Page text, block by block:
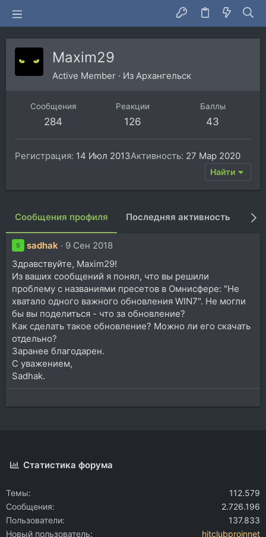
Maxim29
Active Member · Из Архангельск
Сообщения
284
Реакции
126
Баллы
43
Регистрация 14 Июл 2013Активность 27 Мар 2020
Найти
Сообщения профиля Последняя активность
S sadhak
9 Сен 2018
Здравствуйте, Maxim29!
Из ваших сообщений я понял, что вы решили
проблему с названиями пресетов в Омнисфере: "Не
хватало одного важного обновления WIN7". Не могли
бы вы поделиться - что за обновление?
Как сделать такое обновление? Можно ли его скачать
отдельно?
Заранее благодарен.
С уважением,
Sadhak.
Статистика форума
Темы
112.579
Сообщения
2.726.196
Пользователи
137.833
Новый пользователь
hitclubproinnet